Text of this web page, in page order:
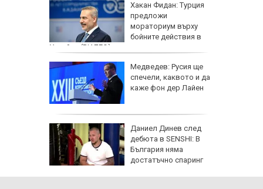
Хакан Фидан: Турция
предложи
мораториум върху
бойните действия в
Украйна (ВИДЕО)
Медведев: Русия ще
спечели, каквото и да
каже фон дер Лайен
Даниел Динев след
дебюта в SENSHI: В
България няма
достатъчно спаринг